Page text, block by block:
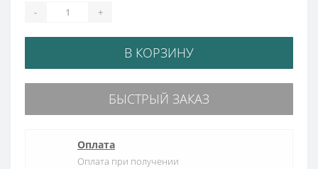
- +
В КОРЗИНУ
БЫСТРЫЙ ЗАКАЗ
Оплата
Оплата при получении